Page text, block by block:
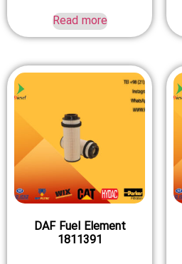
Read more
DAF Fuel Element
1811391